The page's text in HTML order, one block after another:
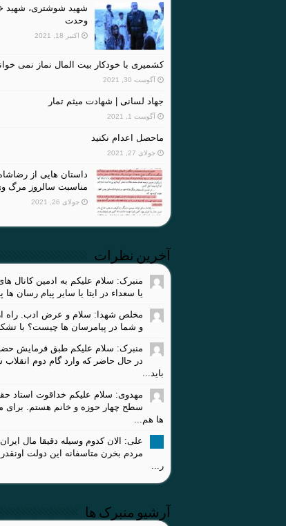
شهید شوشتری، شهید
وحدت
اکتبر 18, 2021
کشمیری با خودکار بیت المال نماز نمی
آگوست 30, 2021
جهاد لسانی | شهادت میثم تمار
آگوست 1, 2021
ماحصل اعدام نکنید
جولای 27, 2021
داستان هایی از
مناسبت سالروز مرگ
جولای 26, 2021
آخرین نظرات
منبرک: سلام علیکم به ادمین کانال
یا سعداء در ایتا یا سایر پیام رسان ها
مخلص شهدا: سلام و عرض ادب. راه
و شما در پیامرسان ها چیست؟ با
منبرک: سلام علیکم طبق فرمایش
در حال حاضر که وارد گام دوم انقلاب
باید...
مهدوی: سلام علیکم خداقوت استاد
سطح چهار حوزه و خانم هستم. برای
ها هم...
علی: الان کدوم وسیله دقیقا مال
مردم بخرن متاسفانه این دولت
ر...
آرشیو منبرک ها